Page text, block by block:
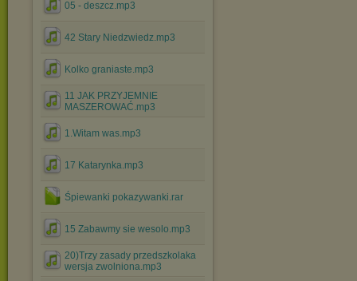
05 - deszcz.mp3
42 Stary Niedzwiedz.mp3
Kolko graniaste.mp3
11 JAK PRZYJEMNIE
MASZEROWAĆ.mp3
1.Witam was.mp3
17 Katarynka.mp3
Śpiewanki pokazywanki.rar
15 Zabawmy sie wesolo.mp3
20)Trzy zasady przedszkolaka
wersja zwolniona.mp3